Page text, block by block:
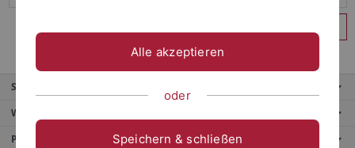
Service
Weitere Angebote
Portale
Alle akzeptieren
oder
Speichern & schließen